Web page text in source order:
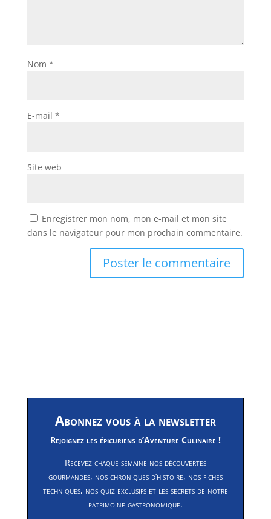
Nom *
E-mail *
Site web
Enregistrer mon nom, mon e-mail et mon site
dans le navigateur pour mon prochain commentaire.
Abonnez vous à la newsletter
Rejoignez les épicuriens d’Aventure Culinaire !
Recevez chaque semaine nos découvertes
gourmandes, nos chroniques d’histoire, nos fiches
techniques, nos quiz exclusifs et les secrets de notre
patrimoine gastronomique.